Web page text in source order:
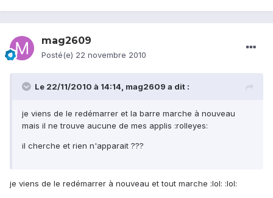
mag2609
Posté(e) 22 novembre 2010
Le 22/11/2010 à 14:14, mag2609 a dit :
je viens de le redémarrer et la barre marche à nouveau
mais il ne trouve aucune de mes applis :rolleyes:
il cherche et rien n'apparait ???
je viens de le redémarrer à nouveau et tout marche :lol: :lol: